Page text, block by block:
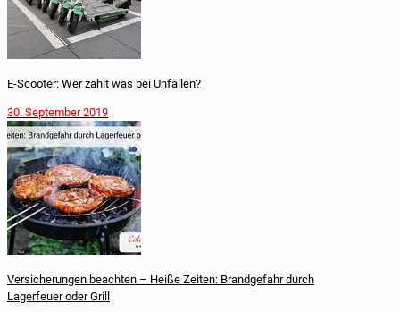
E-Scooter: Wer zahlt was bei Unfällen?
30. September 2019
Versicherungen beachten – Heiße Zeiten: Brandgefahr durch
Lagerfeuer oder Grill